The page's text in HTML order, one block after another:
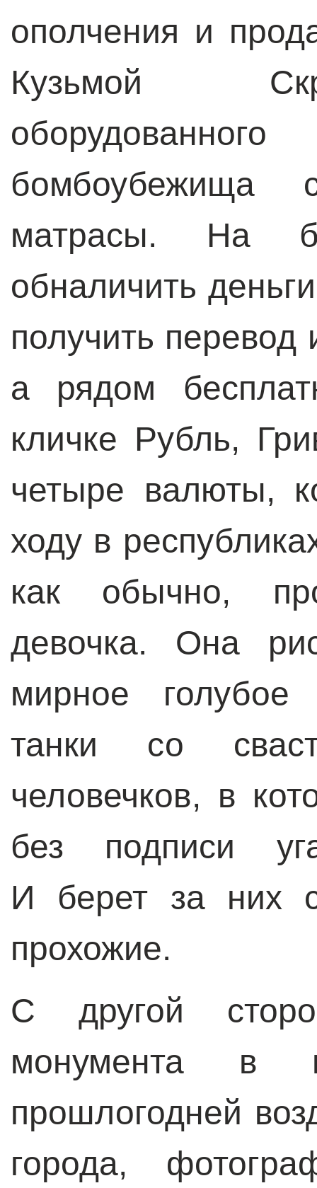
ополчения и
Кузьмой
бомбоубежища
матрасы. На
обналичить
получить
а рядом
кличке Рубль,
четыре валюты,
ходу в
как обычно,
девочка. Она
мирное голубое
танки со
человечков, в
без подписи
И берет за них
прохожие.
С другой
монумента в
прошлогодней
города,